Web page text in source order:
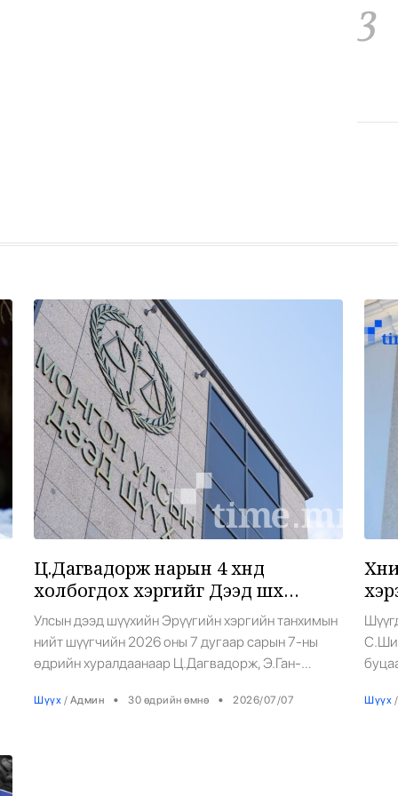
3
5
6
7
Ц.Дагвадорж нарын 4 хүнд
холбогдох хэргийг Дээд шүүх
хэлэлцэнэ
Улсын дээд шүүхийн Эрүүгийн хэргийн танхимын
нийт шүүгчийн 2026 оны 7 дугаар сарын 7-ны
өдрийн хуралдаанаар Ц.Дагвадорж, Э.Ган-
холбогдох хэргийг хохирогчийн хууль ёсны
Шүүх / Админ • 30 өдрийн өмнө • 2026/07/07
үед
Шүүх /